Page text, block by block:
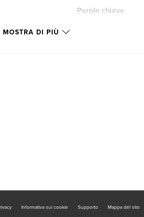
Parole chiave
MOSTRA DI PIÙ
Informativa sui cookie Supporto Mappa del sito